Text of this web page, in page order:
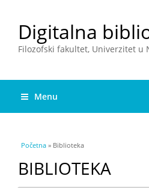
Digitalna
Filozofski fakultet, Univerzitet u
Menu
You are here
Početna » Biblioteka
BIBLIOTEKA